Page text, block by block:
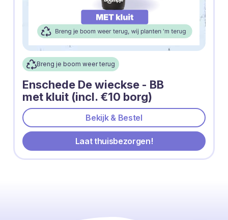
Breng je boom weer terug
Enschede De wieckse - BB
met kluit (incl. €10 borg)
Bekijk & Bestel
Laat thuisbezorgen!